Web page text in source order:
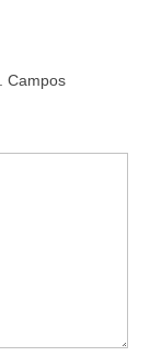
Campos